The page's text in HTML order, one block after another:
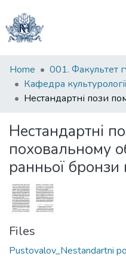
Communities
&
Collections
Statistics
Home
Кафедра
Нестандартні
поховальному
ранньої бронзи
Files
Pustovalov_Nestandartni